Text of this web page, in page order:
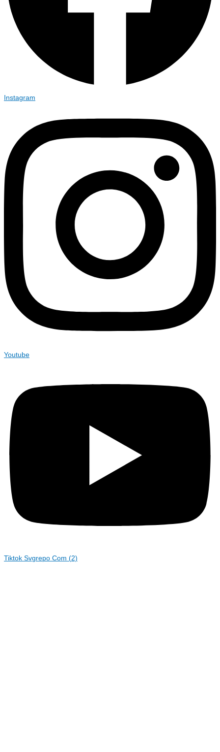
Instagram
Youtube
Tiktok Svgrepo Com (2)